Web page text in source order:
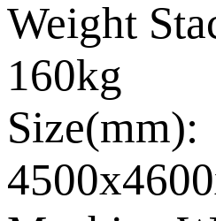
Weight
160kg
Size(mm):